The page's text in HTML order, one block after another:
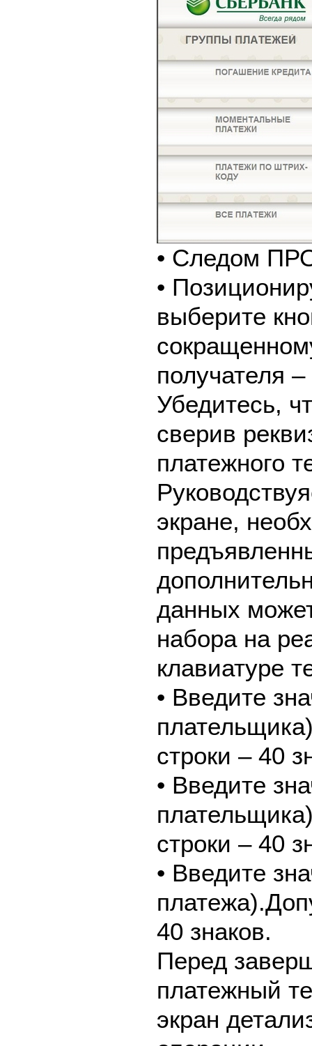
• Следом
•
выберите
получателя
Убедитесь,
сверив
платежного
экране,
данных
набора на
клавиатуре
• Введите
строки – 40
• Введите
строки – 40
• Введите
40 знаков.
Перед
платежный
экран